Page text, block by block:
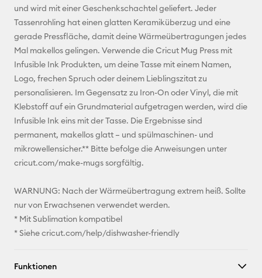
Pinterest
Facebook
X
und wird mit einer Geschenkschachtel geliefert. Jeder
Tassenrohling hat einen glatten Keramiküberzug und eine
gerade Pressfläche, damit deine Wärmeübertragungen jedes
Mal makellos gelingen. Verwende die Cricut Mug Press mit
Infusible Ink Produkten, um deine Tasse mit einem Namen,
Logo, frechen Spruch oder deinem Lieblingszitat zu
personalisieren. Im Gegensatz zu Iron-On oder Vinyl, die mit
Klebstoff auf ein Grundmaterial aufgetragen werden, wird die
Infusible Ink eins mit der Tasse. Die Ergebnisse sind
permanent, makellos glatt – und spülmaschinen- und
mikrowellensicher.** Bitte befolge die Anweisungen unter
cricut.com/make-mugs sorgfältig.
WARNUNG: Nach der Wärmeübertragung extrem heiß. Sollte
nur von Erwachsenen verwendet werden.
* Mit Sublimation kompatibel
* Siehe cricut.com/help/dishwasher-friendly
Funktionen